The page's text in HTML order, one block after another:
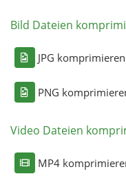
Bild Dateien
JPG komprimieren
PNG
Video Dateien
MP4